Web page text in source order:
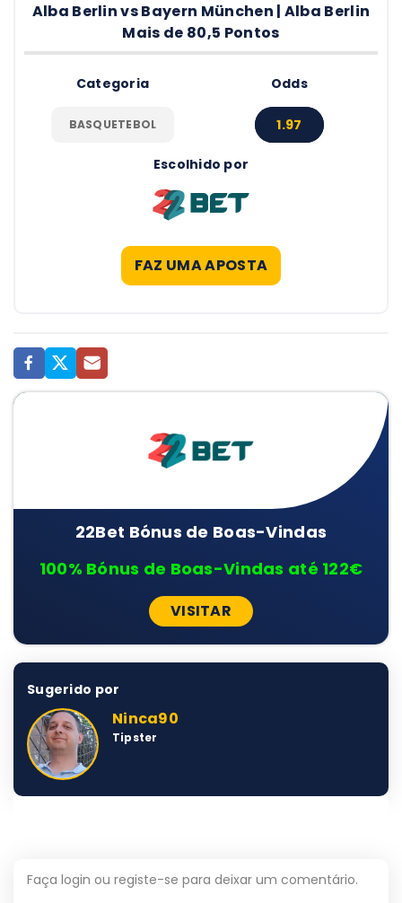
Alba Berlin vs Bayern München | Alba Berlin
Mais de 80,5 Pontos
FAZ UMA APOSTA
Categoria
BASQUETEBOL
Odds
1.97
Escolhido por
22Bet Bónus de Boas-Vindas
100% Bónus de Boas-Vindas até 122€
VISITAR
Sugerido por
Ninca90
Tipster
Faça login ou registe-se para deixar um comentário.